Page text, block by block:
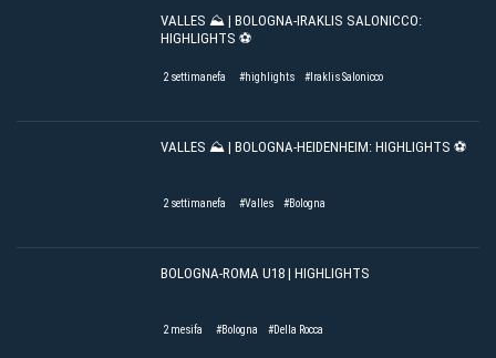
VALLES ⛰️ | BOLOGNA-IRAKLIS SALONICCO:
HIGHLIGHTS ⚽️
2 settimanefa #highlights #Iraklis Salonicco
VALLES ⛰️ | BOLOGNA-HEIDENHEIM: HIGHLIGHTS ⚽️
2 settimanefa #Valles #Bologna
BOLOGNA-ROMA U18 | HIGHLIGHTS
2 mesifa #Bologna #Della Rocca